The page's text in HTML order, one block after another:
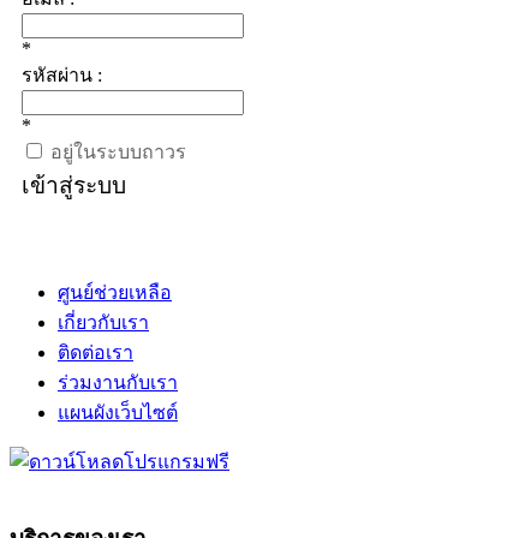
*
รหัสผ่าน :
*
อยู่ในระบบถาวร
เข้าสู่ระบบ
ศูนย์ช่วยเหลือ
เกี่ยวกับเรา
ติดต่อเรา
ร่วมงานกับเรา
แผนผังเว็บไซต์